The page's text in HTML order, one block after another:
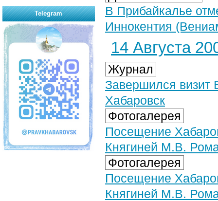
В Прибайкалье
Иннокентия
14 Августа
Журнал
Завершился визит
Хабаровск
Фотогалерея
Посещение
Княгиней М.В.
Фотогалерея
Посещение
Княгиней М.В.
Telegram